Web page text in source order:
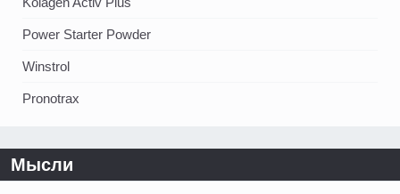
Power Starter Powder
Winstrol
Pronotrax
Мысли